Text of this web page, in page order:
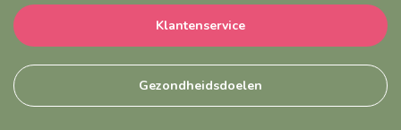
Klantenservice
Gezondheidsdoelen